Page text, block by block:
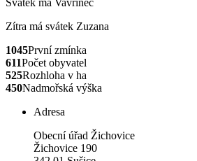
Svátek má Vavřinec
Zítra má svátek Zuzana
1045První zmínka
611Počet obyvatel
525Rozhloha v ha
450Nadmořská výška
Adresa
Obecní úřad Žichovice
Žichovice 190